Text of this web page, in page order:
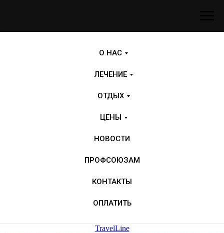
О НАС
ЛЕЧЕНИЕ
ОТДЫХ
ЦЕНЫ
НОВОСТИ
ПРОФСОЮЗАМ
КОНТАКТЫ
ОПЛАТИТЬ
TravelLine